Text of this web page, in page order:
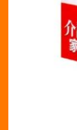
でもいつ身体が不
るか分かりません
そういう将来に
いと思います。
こちらは、現在